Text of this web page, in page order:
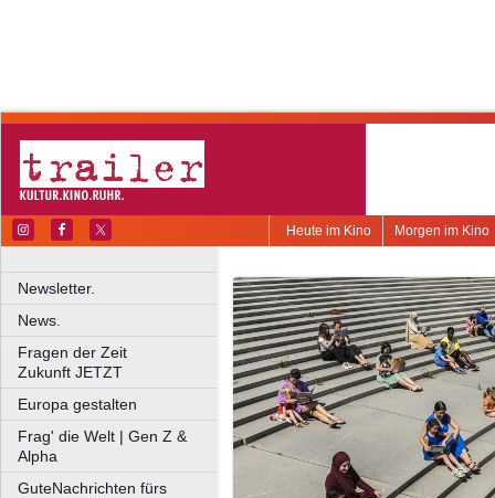
Morgen im Kino
Heute im Kino
Newsletter.
News.
Fragen der Zeit
Zukunft JETZT
Europa gestalten
Frag' die Welt | Gen Z &
Alpha
GuteNachrichten fürs